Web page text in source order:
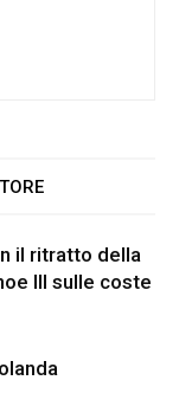
il ritratto della
III sulle coste